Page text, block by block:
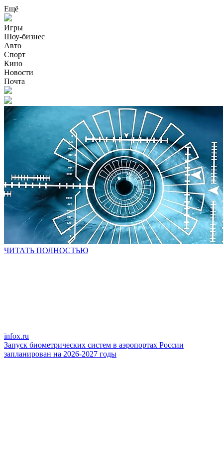
Ещё
Игры
Шоу-бизнес
Авто
Спорт
Кино
Новости
Почта
ЧИТАТЬ ПОЛНОСТЬЮ
infox.ru
Запуск биометрических систем в аэропортах России
запланирован на 2026-2027 годы